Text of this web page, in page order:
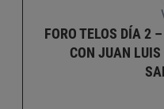
FORO TELOS DÍA 2
CON JUAN